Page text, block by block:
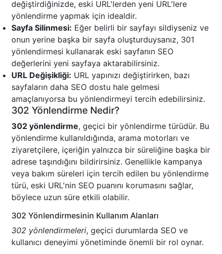
değiştirdiğinizde, eski URL'lerden yeni URL'lere
yönlendirme yapmak için idealdir.
Sayfa Silinmesi: Eğer belirli bir sayfayı sildiyseniz ve
onun yerine başka bir sayfa oluşturduysanız, 301
yönlendirmesi kullanarak eski sayfanın SEO
değerlerini yeni sayfaya aktarabilirsiniz.
URL Değişikliği: URL yapınızı değiştirirken, bazı
sayfaların daha SEO dostu hale gelmesi
amaçlanıyorsa bu yönlendirmeyi tercih edebilirsiniz.
302 Yönlendirme Nedir?
302 yönlendirme, geçici bir yönlendirme türüdür. Bu
yönlendirme kullanıldığında, arama motorları ve
ziyaretçilere, içeriğin yalnızca bir süreliğine başka bir
adrese taşındığını bildirirsiniz. Genellikle kampanya
veya bakım süreleri için tercih edilen bu yönlendirme
türü, eski URL'nin SEO puanını korumasını sağlar,
böylece uzun süre etkili olabilir.
302 Yönlendirmesinin Kullanım Alanları
302 yönlendirmeleri, geçici durumlarda SEO ve
kullanıcı deneyimi yönetiminde önemli bir rol oynar.